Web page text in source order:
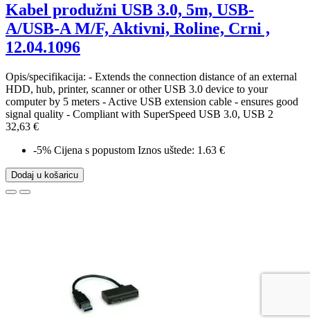
Kabel produžni USB 3.0, 5m, USB-
A/USB-A M/F, Aktivni, Roline, Crni ,
12.04.1096
Opis/specifikacija: - Extends the connection distance of an external
HDD, hub, printer, scanner or other USB 3.0 device to your
computer by 5 meters - Active USB extension cable - ensures good
signal quality - Compliant with SuperSpeed USB 3.0, USB 2
32,63 €
-5% Cijena s popustom Iznos uštede: 1.63 €
Dodaj u košaricu